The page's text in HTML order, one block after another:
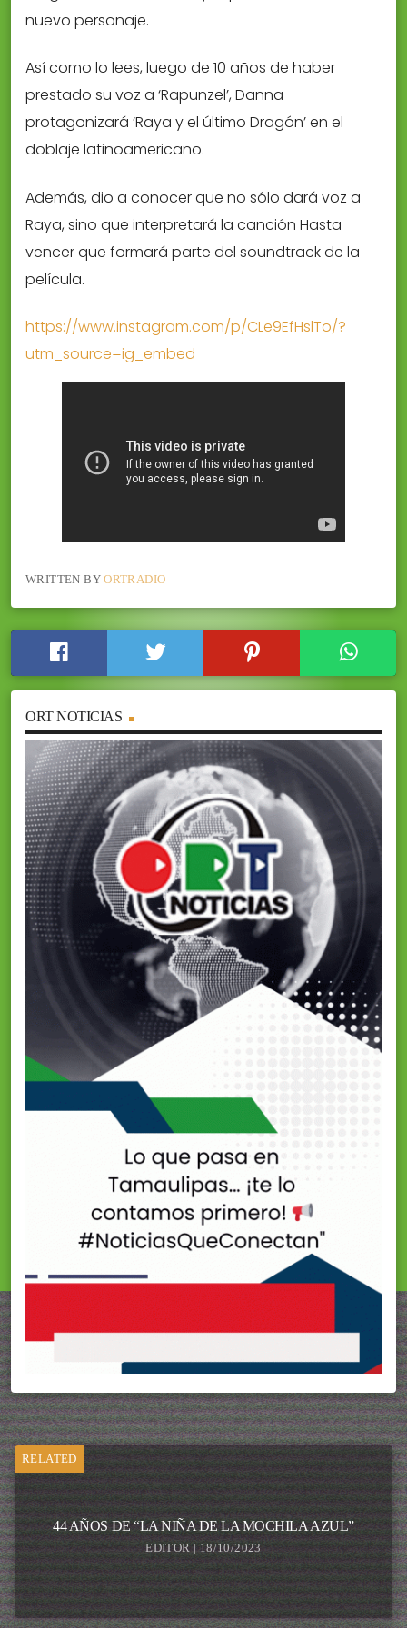
nuevo personaje.
Así como lo lees, luego de 10 años de haber
prestado su voz a ‘Rapunzel’, Danna
protagonizará ‘Raya y el último Dragón’ en el
doblaje latinoamericano.
Además, dio a conocer que no sólo dará voz a
Raya, sino que interpretará la canción Hasta
vencer que formará parte del soundtrack de la
película.
https://www.instagram.com/p/CLe9EfHslTo/?
utm_source=ig_embed
WRITTEN BYORTRADIO
ORT NOTICIAS
RELATED
44 AÑOS DE “LA NIÑA DE LA MOCHILA AZUL”
EDITOR | 18/10/2023